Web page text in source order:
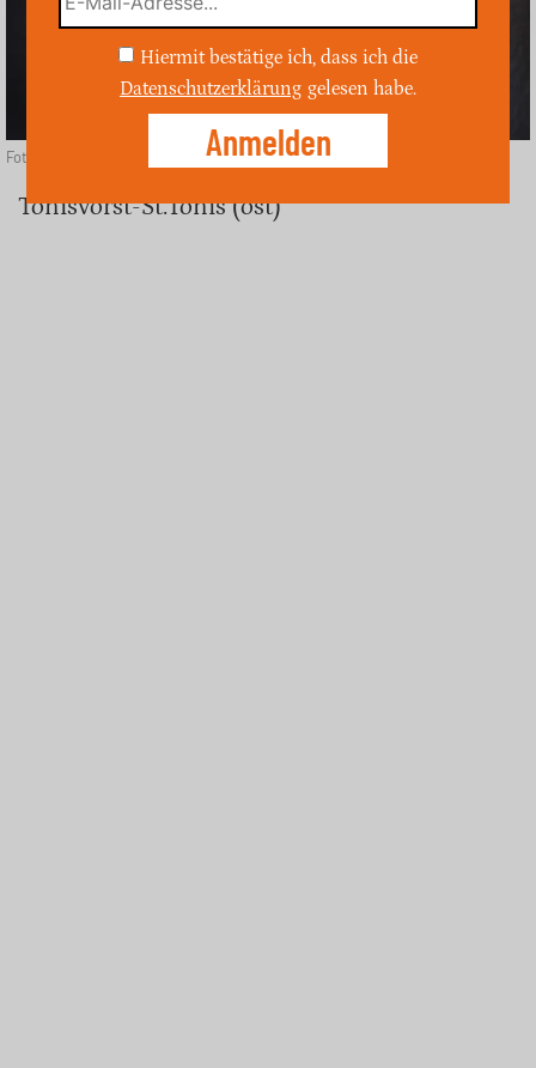
Foto: Depositphotos
Tönisvorst-St.Tönis (ost)
Hiermit bestätige ich, dass ich die
Datenschutzerklärung gelesen habe.